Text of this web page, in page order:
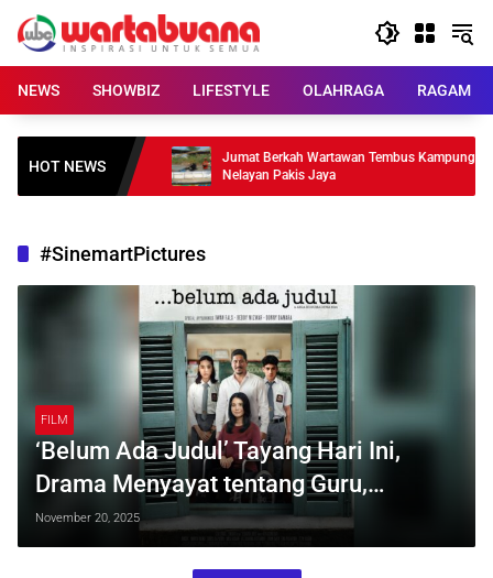
content
NEWS
SHOWBIZ LIFESTYLE OLAHRAGA RAGAM
HOT NEWS
Zaneta Jadi
Jumat Berkah Wartawan Tembus Kampung
Nelayan Pakis Jaya
#SinemartPictures
FILM
‘Belum Ada Judul’ Tayang Hari Ini,
Drama Menyayat tentang Guru,
Kebenaran, dan Badai Opini di Era
Digital
November 20, 2025